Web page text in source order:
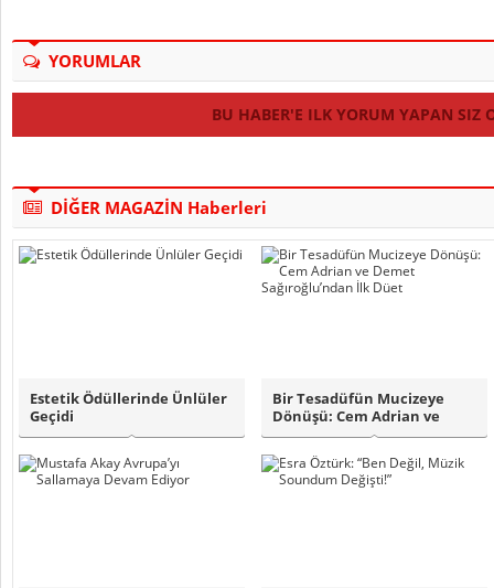
YORUMLAR
BU HABER'E ILK YORUM YAPAN SIZ
DİĞER MAGAZİN Haberleri
Estetik Ödüllerinde Ünlüler
Geçidi
Bir Tesadüfün Mucizeye
Dönüşü: Cem Adrian ve
Demet Sağıroğlu..